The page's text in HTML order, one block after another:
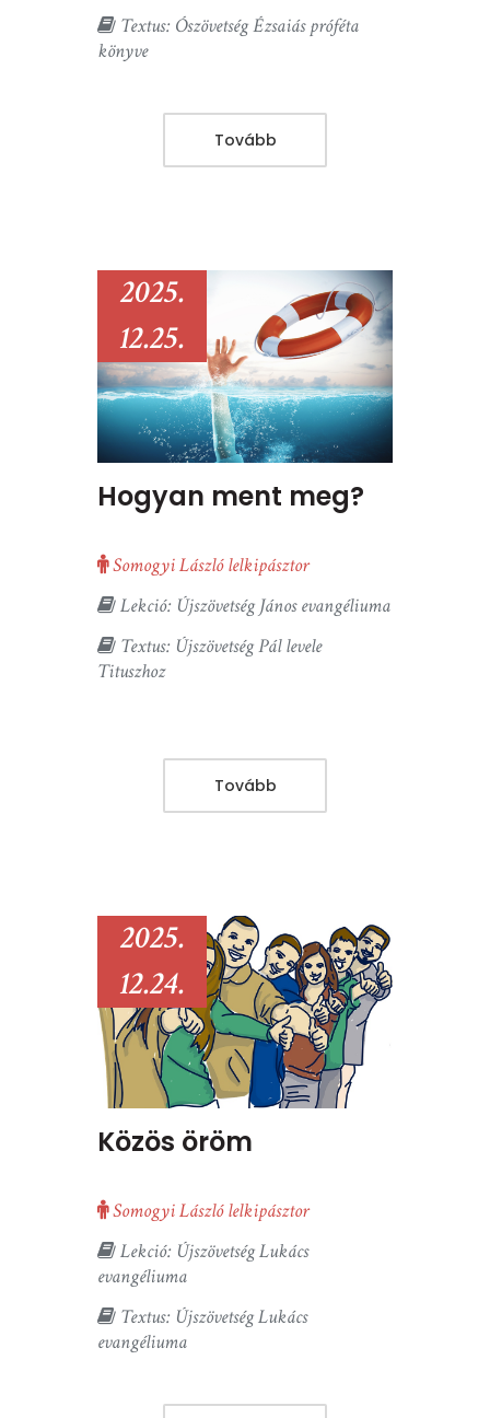
Textus: Ószövetség Ézsaiás próféta
könyve
Tovább
Hogyan ment meg?
2025.
12.25.
Somogyi László lelkipásztor
Lekció: Újszövetség János evangéliuma
Textus: Újszövetség Pál levele
Tituszhoz
Tovább
Közös öröm
2025.
12.24.
Somogyi László lelkipásztor
Lekció: Újszövetség Lukács
evangéliuma
Textus: Újszövetség Lukács
evangéliuma